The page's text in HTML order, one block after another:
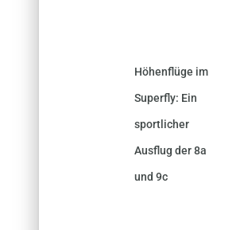
Höhenflüge im
Superfly: Ein
sportlicher
Ausflug der 8a
und 9c